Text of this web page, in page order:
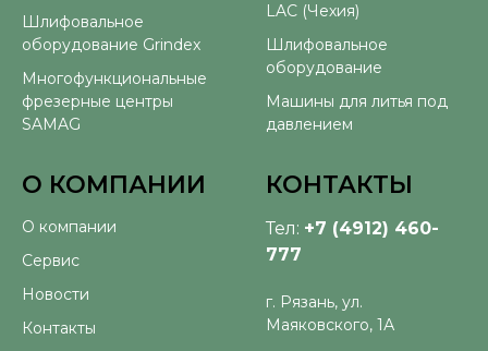
Шлифовальное
оборудование Grindex
Многофункциональные
фрезерные центры
SAMAG
LAC (Чехия)
Шлифовальное
оборудование
Машины для литья под
давлением
О КОМПАНИИ
О компании
Сервис
Новости
Контакты
КОНТАКТЫ
Тел: +7 (4912) 460-
777
г. Рязань, ул.
Маяковского, 1А